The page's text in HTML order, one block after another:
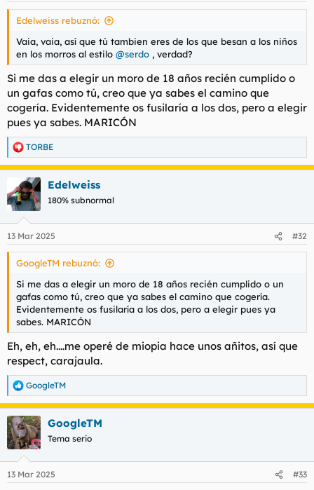
s
Edelweiss rebuznó:
Vaia, vaia, así que tú tambien eres de los que besan a los niños
en los morros al estilo @serdo , verdad?
Si me das a elegir un moro de 18 años recién cumplido o
un gafas como tú, creo que ya sabes el camino que
cogería. Evidentemente os fusilaría a los dos, pero a elegir
pues ya sabes. MARICÓN
R
e
a
c
c
i
e
s
TORBE
Edelweiss
180% subnormal
13 Mar 2025 #32
GoogleTM rebuznó:
Si me das a elegir un moro de 18 años recién cumplido o un
gafas como tú, creo que ya sabes el camino que cogería.
Evidentemente os fusilaría a los dos, pero a elegir pues ya
sabes. MARICÓN
Eh, eh, eh....me operé de miopia hace unos añitos, así que
respect, carajaula.
R
e
a
c
c
i
e
GoogleTM
GoogleTM
Tema serio
13 Mar 2025 #33